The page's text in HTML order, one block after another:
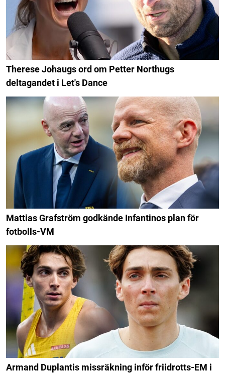
Therese Johaugs ord om Petter Northugs
deltagandet i Let's Dance
Mattias Grafström godkände Infantinos plan för
fotbolls-VM
Armand Duplantis missräkning inför friidrotts-EM i